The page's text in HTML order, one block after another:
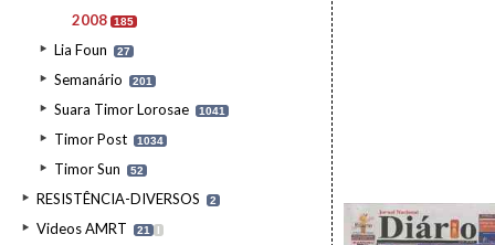
2008 185
Lia Foun 27
Semanário 201
Suara Timor Lorosae 1041
Timor Post 1034
Timor Sun 52
RESISTÊNCIA-DIVERSOS 2
Videos AMRT 21 I